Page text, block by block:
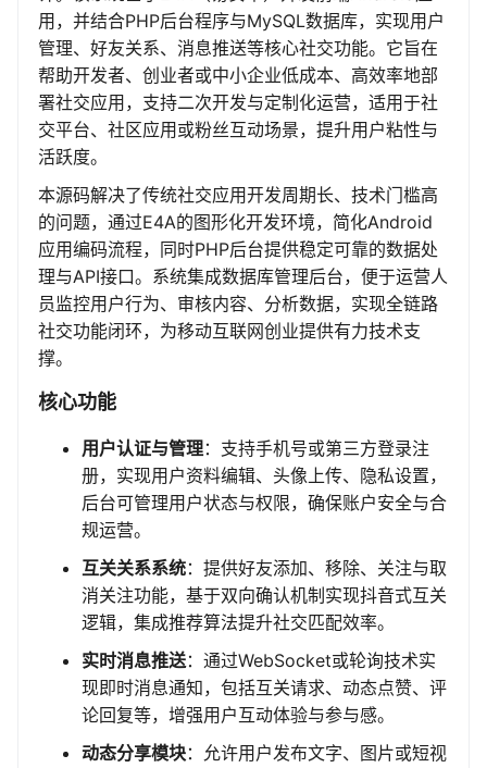
用，并结合PHP后台程序与MySQL数据库，实现用户
管理、好友关系、消息推送等核心社交功能。它旨在
帮助开发者、创业者或中小企业低成本、高效率地部
署社交应用，支持二次开发与定制化运营，适用于社
交平台、社区应用或粉丝互动场景，提升用户粘性与
活跃度。
本源码解决了传统社交应用开发周期长、技术门槛高
的问题，通过E4A的图形化开发环境，简化Android
应用编码流程，同时PHP后台提供稳定可靠的数据处
理与API接口。系统集成数据库管理后台，便于运营人
员监控用户行为、审核内容、分析数据，实现全链路
社交功能闭环，为移动互联网创业提供有力技术支
撑。
核心功能
用户认证与管理：支持手机号或第三方登录注
册，实现用户资料编辑、头像上传、隐私设置，
后台可管理用户状态与权限，确保账户安全与合
规运营。
互关关系系统：提供好友添加、移除、关注与取
消关注功能，基于双向确认机制实现抖音式互关
逻辑，集成推荐算法提升社交匹配效率。
实时消息推送：通过WebSocket或轮询技术实
现即时消息通知，包括互关请求、动态点赞、评
论回复等，增强用户互动体验与参与感。
动态分享模块：允许用户发布文字、图片或短视